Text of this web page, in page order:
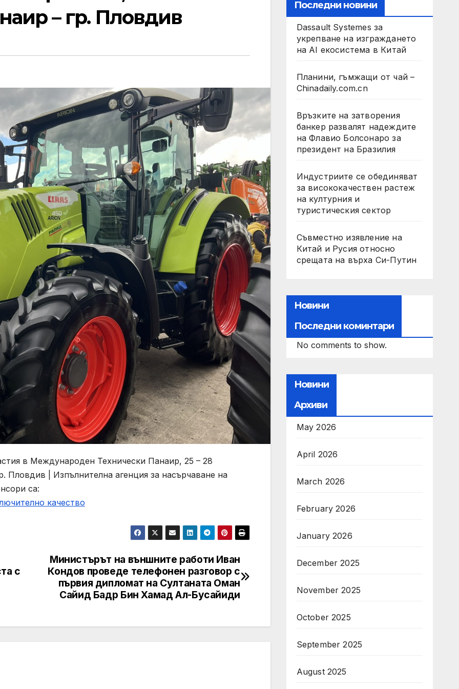
– гр. Пловдив
в Международен Технически Панаир, 25 – 28
| Изпълнителна агенция за насърчаване на
са:
качество
Министърът на външните работи Иван
Кондов проведе телефонен разговор с
първия дипломат на Султаната Оман
Сайид Бадр Бин Хамад Ал-Бусайиди
с
Последни новини
Dassault Systemes за
укрепване на изграждането
на AI екосистема в Китай
Планини, гъмжащи от чай –
Chinadaily.com.cn
Връзките на затворения
банкер развалят надеждите
на Флавио Болсонаро за
президент на Бразилия
Индустриите се обединяват
за висококачествен растеж
на културния и
туристическия сектор
Съвместно изявление на
Китай и Русия относно
срещата на върха Си-Путин
Новини
Последни коминтари
No comments to show.
Новини
Архиви
May 2026
April 2026
March 2026
February 2026
January 2026
December 2025
November 2025
October 2025
September 2025
August 2025